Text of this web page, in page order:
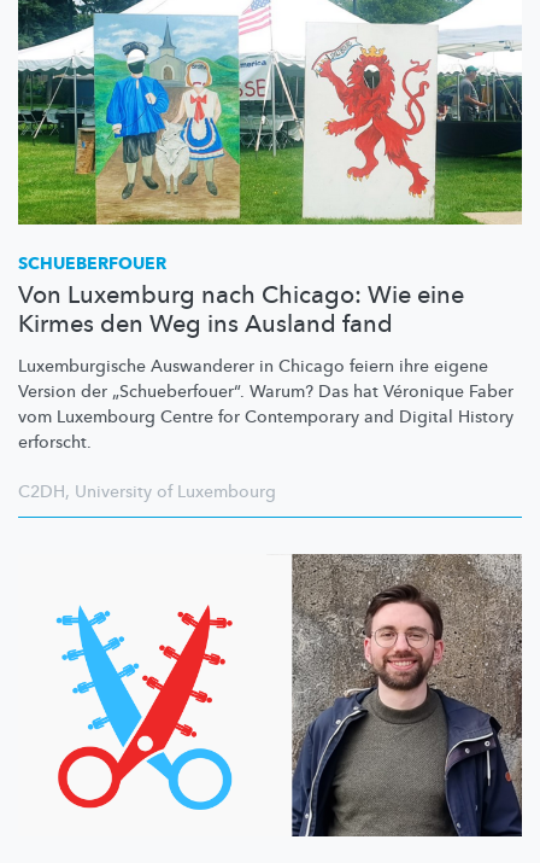
SCHUEBERFOUER
Von Luxemburg nach Chicago: Wie eine
Kirmes den Weg ins Ausland fand
Luxemburgische Auswanderer in Chicago feiern ihre eigene
Version der „Schueberfouer“. Warum? Das hat Véronique Faber
vom Luxembourg Centre for Contemporary and Digital History
erforscht.
C2DH, University of Luxembourg